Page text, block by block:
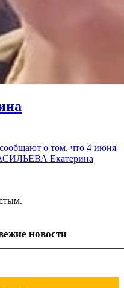
о том, что 4 июня
Екатерина
новости